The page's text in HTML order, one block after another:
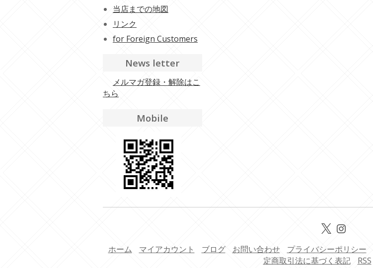
当店までの地図
リンク
for Foreign Customers
News letter
メルマガ登録・解除はこ
ちら
Mobile
ホーム マイアカウント ブログ お問い合わせ プライバシーポリシー
定商取引法に基づく表記
RSS